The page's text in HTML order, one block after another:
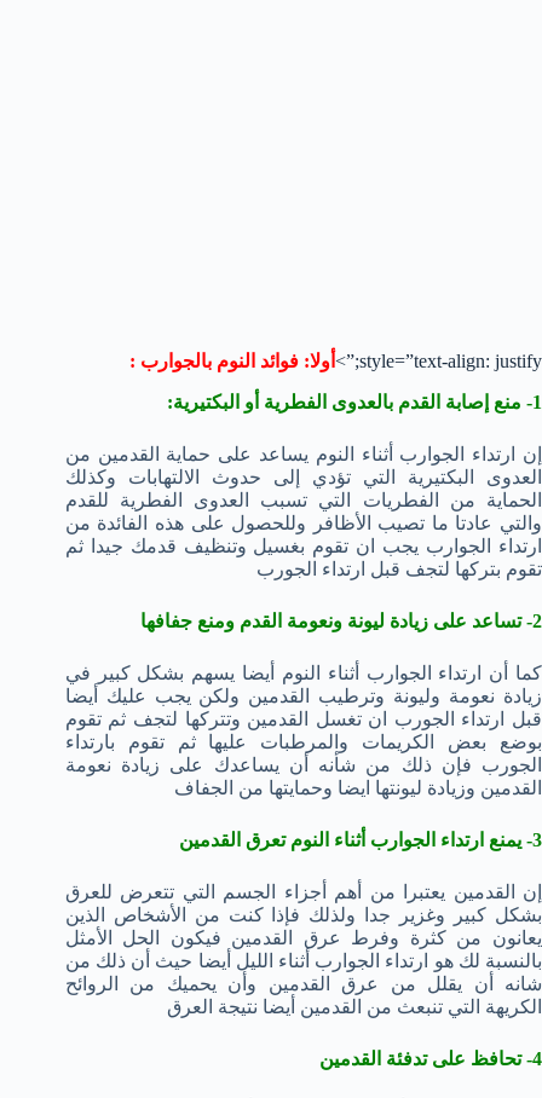
style=”text-align: justify;”>
أولا: فوائد النوم بالجوارب :
1- منع إصابة القدم بالعدوى الفطرية أو البكتيرية:
إن ارتداء الجوارب أثناء النوم يساعد على حماية القدمين من
العدوى البكتيرية التي تؤدي إلى حدوث الالتهابات وكذلك
الحماية من الفطريات التي تسبب العدوى الفطرية للقدم
والتي عادتا ما تصيب الأظافر وللحصول على هذه الفائدة من
ارتداء الجوارب يجب ان تقوم بغسيل وتنظيف قدمك جيدا ثم
تقوم بتركها لتجف قبل ارتداء الجورب
2- تساعد على زيادة ليونة ونعومة القدم ومنع جفافها
كما أن ارتداء الجوارب أثناء النوم أيضا يسهم بشكل كبير في
زيادة نعومة وليونة وترطيب القدمين ولكن يجب عليك أيضا
قبل ارتداء الجورب ان تغسل القدمين وتتركها لتجف ثم تقوم
بوضع بعض الكريمات والمرطبات عليها ثم تقوم بارتداء
الجورب فإن ذلك من شأنه أن يساعدك على زيادة نعومة
القدمين وزيادة ليونتها ايضا وحمايتها من الجفاف
3- يمنع ارتداء الجوارب أثناء النوم تعرق القدمين
إن القدمين يعتبرا من أهم أجزاء الجسم التي تتعرض للعرق
بشكل كبير وغزير جدا ولذلك فإذا كنت من الأشخاص الذين
يعانون من كثرة وفرط عرق القدمين فيكون الحل الأمثل
بالنسبة لك هو ارتداء الجوارب أثناء الليل أيضا حيث أن ذلك من
شانه أن يقلل من عرق القدمين وأن يحميك من الروائح
الكريهة التي تنبعث من القدمين أيضا نتيجة العرق
4- تحافظ على تدفئة القدمين